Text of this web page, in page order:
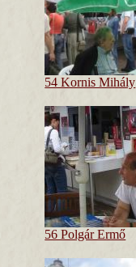
54 Kornis Mihály
56 Polgár Ermő